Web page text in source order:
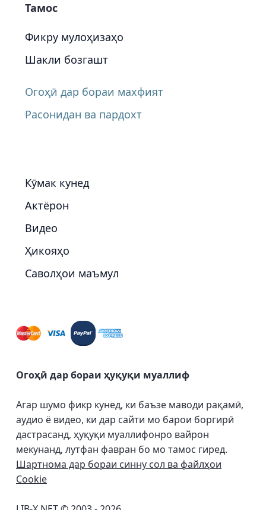
Тамос
Фикру мулоҳизаҳо
Шакли бозгашт
Огоҳӣ дар бораи махфият
Расонидан ва пардохт
Кӯмак кунед
Актёрон
Видео
Ҳикояҳо
Саволҳои маъмул
Огоҳӣ дар бораи ҳуқуқи муаллиф
Агар шумо фикр кунед, ки баъзе маводи рақамӣ,
аудио ё видео, ки дар сайти мо барои боргирӣ
дастрасанд, ҳуқуқи муаллифонро вайрон
мекунанд, лутфан фавран бо мо тамос гиред.
Шартнома дар бораи синну сол ва файлҳои
Cookie